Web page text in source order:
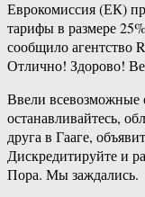
Еврокомиссия (ЕК)
тарифы в размере
сообщило агентство
Отлично! Здорово!
Ввели
останавливайтесь,
друга в Гааге,
Дискредитируйте и
Пора. Мы заждались.